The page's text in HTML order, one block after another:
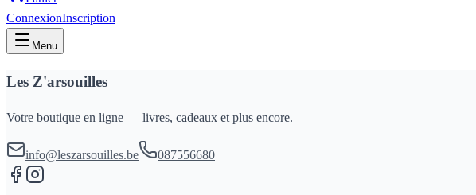
ConnexionInscription
Menu
Les Z'arsouilles
Votre boutique en ligne — livres, cadeaux et plus encore.
info@leszarsouilles.be 087556680